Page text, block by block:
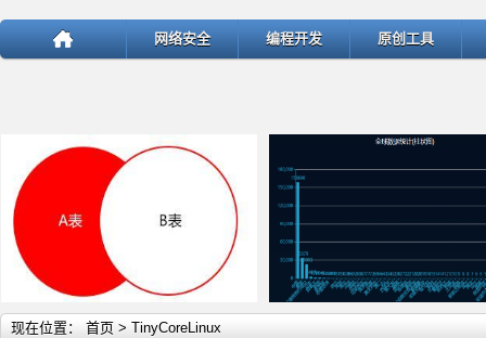
网络安全 编程开发 原创工具
详细内容
现在位置： 首页 > TinyCoreLinux